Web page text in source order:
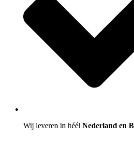
Wij leveren in héél Nederland en